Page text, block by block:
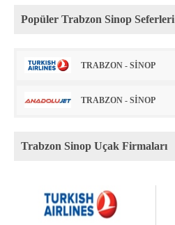
Popüler Trabzon Sinop Seferleri
TRABZON - SİNOP
TRABZON - SİNOP
Trabzon Sinop Uçak Firmaları